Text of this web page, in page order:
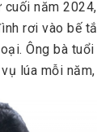
cuối năm
rơi vào bế
Ông bà
lúa mỗi